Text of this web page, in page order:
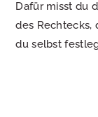
Dafür misst du
des Rechtecks,
du selbst